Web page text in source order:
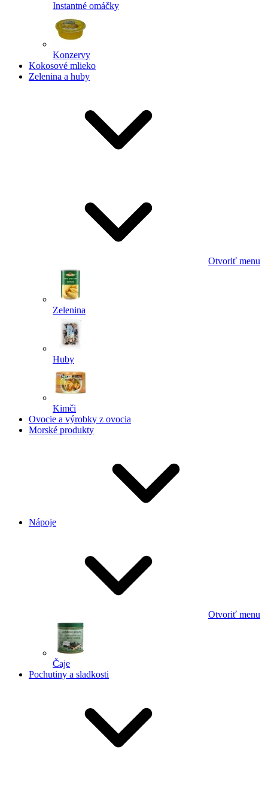
Instantné omáčky
Konzervy
Kokosové mlieko
Zelenina a huby
Otvoriť menu
Zelenina
Huby
Kimči
Ovocie a výrobky z ovocia
Morské produkty
Nápoje
Otvoriť menu
Čaje
Pochutiny a sladkosti